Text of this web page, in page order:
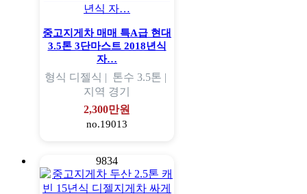
중고지게차 매매 특A급 현대
3.5톤 3단마스트 2018년식
자…
형식 디젤식 | 톤수 3.5톤 |
지역 경기
2,300만원
no.19013
9834